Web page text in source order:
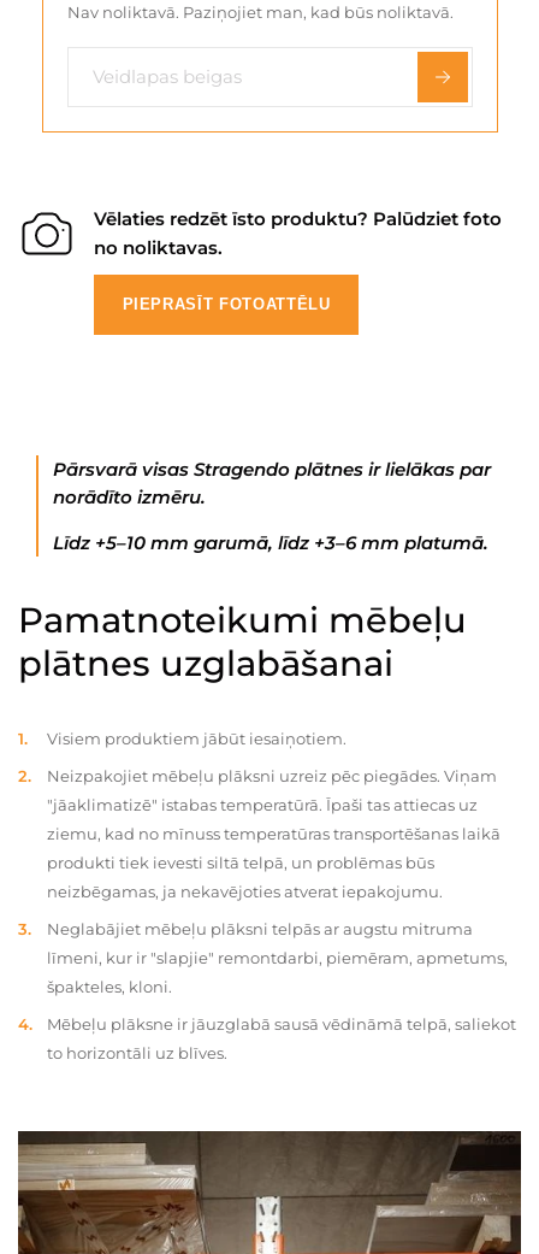
Nav noliktavā. Paziņojiet man, kad būs noliktavā.
Vēlaties redzēt īsto produktu? Palūdziet foto
no noliktavas.
PIEPRASĪT FOTOATTĒLU
Pārsvarā visas Stragendo plātnes ir lielākas par
norādīto izmēru.
Līdz +5–10 mm garumā, līdz +3–6 mm platumā.
Pamatnoteikumi mēbeļu
plātnes uzglabāšanai
Visiem produktiem jābūt iesaiņotiem.
Neizpakojiet mēbeļu plāksni uzreiz pēc piegādes. Viņam
"jāaklimatizē" istabas temperatūrā. Īpaši tas attiecas uz
ziemu, kad no mīnuss temperatūras transportēšanas laikā
produkti tiek ievesti siltā telpā, un problēmas būs
neizbēgamas, ja nekavējoties atverat iepakojumu.
Neglabājiet mēbeļu plāksni telpās ar augstu mitruma
līmeni, kur ir "slapjie" remontdarbi, piemēram, apmetums,
špakteles, kloni.
Mēbeļu plāksne ir jāuzglabā sausā vēdināmā telpā, saliekot
to horizontāli uz blīves.